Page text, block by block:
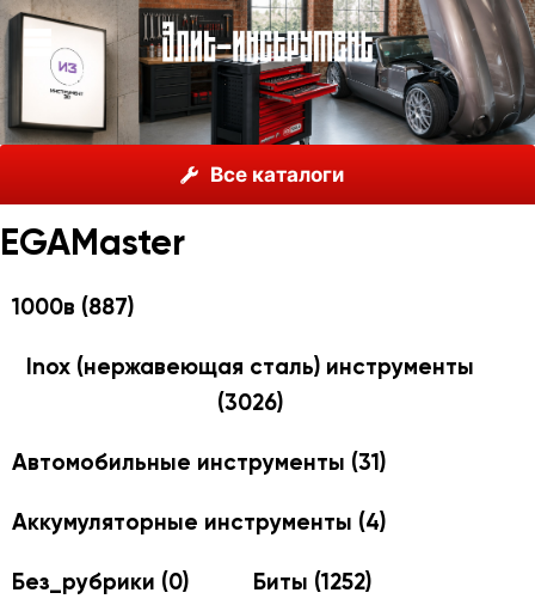
Все каталоги
EGAMaster
EGAMaster
1000в (887)
Inox (нержавеющая сталь) инструменты
(3026)
Автомобильные инструменты (31)
Аккумуляторные инструменты (4)
Без_рубрики (0) Биты (1252)